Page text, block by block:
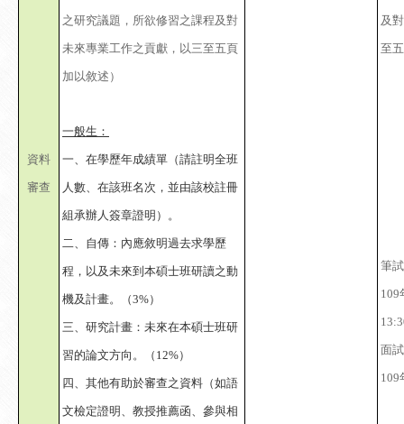
資料
審查
之研究議題，所欲修習之課程及對
未來專業工作之貢獻，以三至五頁
加以敘述）
一般生：
一、在學歷年成績單（請註明全班
人數、在該班名次，並由該校註冊
組承辦人簽章證明）。
二、自傳：內應敘明過去求學歷
程，以及未來到本碩士班研讀之動
機及計畫。（3%）
三、研究計畫：未來在本碩士班研
習的論文方向。（12%）
四、其他有助於審查之資料（如語
文檢定證明、教授推薦函、參與相
及
至五
筆
109
面
109